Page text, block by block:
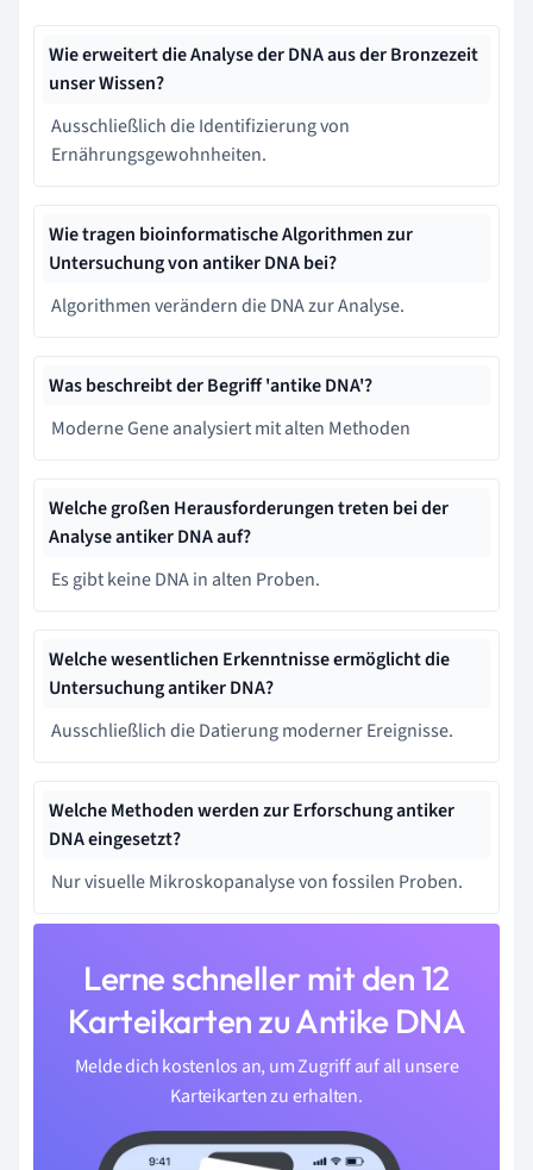
Wie erweitert die Analyse der DNA aus der Bronzezeit
unser Wissen?
Ausschließlich die Identifizierung von
Ernährungsgewohnheiten.
Wie tragen bioinformatische Algorithmen zur
Untersuchung von antiker DNA bei?
Algorithmen verändern die DNA zur Analyse.
Was beschreibt der Begriff 'antike DNA'?
Moderne Gene analysiert mit alten Methoden
Welche großen Herausforderungen treten bei der
Analyse antiker DNA auf?
Es gibt keine DNA in alten Proben.
Welche wesentlichen Erkenntnisse ermöglicht die
Untersuchung antiker DNA?
Ausschließlich die Datierung moderner Ereignisse.
Welche Methoden werden zur Erforschung antiker
DNA eingesetzt?
Nur visuelle Mikroskopanalyse von fossilen Proben.
Lerne schneller mit den 12
Karteikarten zu Antike DNA
Melde dich kostenlos an, um Zugriff auf all unsere
Karteikarten zu erhalten.